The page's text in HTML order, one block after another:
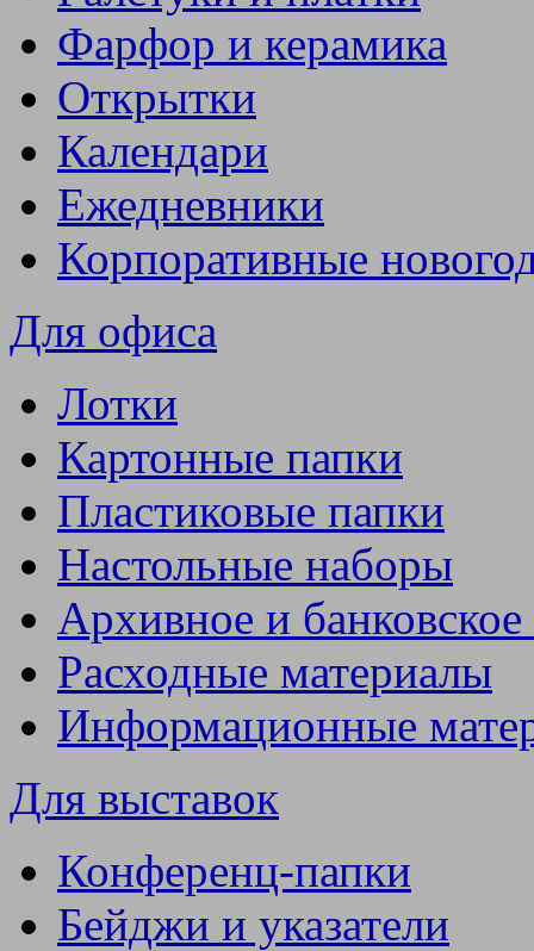
Фарфор и керамика
Открытки
Календари
Ежедневники
Корпоративные
Для офиса
Лотки
Картонные папки
Пластиковые папки
Настольные наборы
Архивное и
Расходные материалы
Информационные
Для выставок
Конференц-папки
Бейджи и указатели